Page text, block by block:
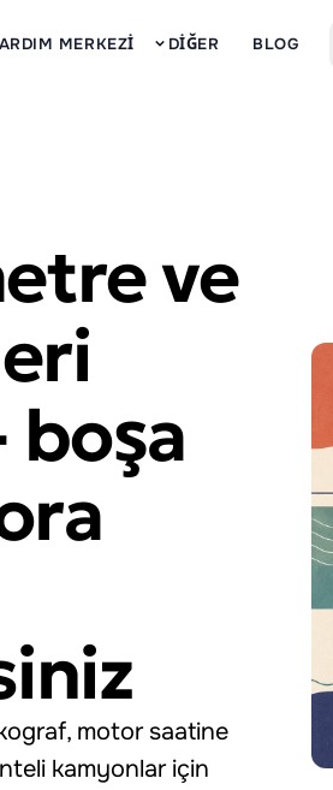
MERKEZI DIĞER BLOG
ve
motor saatine
kamyonlar için